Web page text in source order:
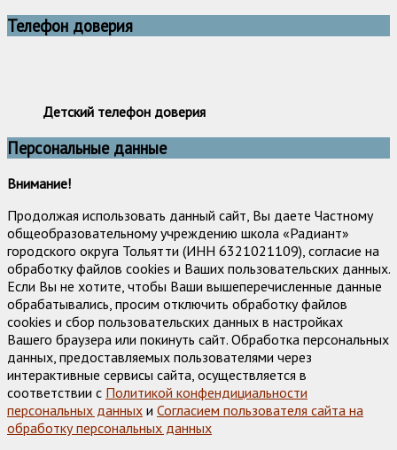
Телефон доверия
Детский телефон доверия
Персональные данные
Внимание!
Продолжая использовать данный сайт, Вы даете Частному
общеобразовательному учреждению школа «Радиант»
городского округа Тольятти (ИНН 6321021109), согласие на
обработку файлов cookies и Ваших пользовательских данных.
Если Вы не хотите, чтобы Ваши вышеперечисленные данные
обрабатывались, просим отключить обработку файлов
cookies и сбор пользовательских данных в настройках
Вашего браузера или покинуть сайт. Обработка персональных
данных, предоставляемых пользователями через
интерактивные сервисы сайта, осуществляется в
соответствии с Политикой конфендициальности
персональных данных и Согласием пользователя сайта на
обработку персональных данных